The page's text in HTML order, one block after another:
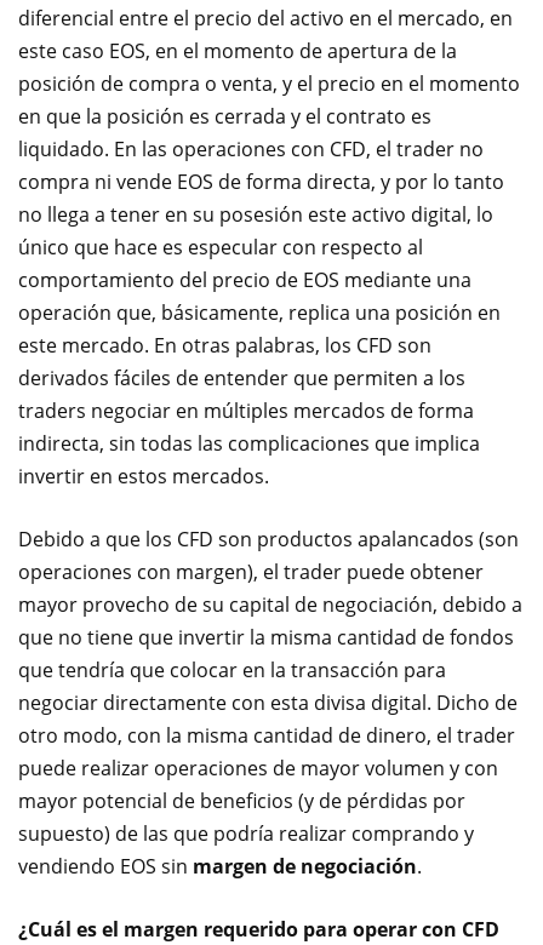
diferencial entre el precio del activo en el mercado, en
este caso EOS, en el momento de apertura de la
posición de compra o venta, y el precio en el momento
en que la posición es cerrada y el contrato es
liquidado. En las operaciones con CFD, el trader no
compra ni vende EOS de forma directa, y por lo tanto
no llega a tener en su posesión este activo digital, lo
único que hace es especular con respecto al
comportamiento del precio de EOS mediante una
operación que, básicamente, replica una posición en
este mercado. En otras palabras, los CFD son
derivados fáciles de entender que permiten a los
traders negociar en múltiples mercados de forma
indirecta, sin todas las complicaciones que implica
invertir en estos mercados.
Debido a que los CFD son productos apalancados (son
operaciones con margen), el trader puede obtener
mayor provecho de su capital de negociación, debido a
que no tiene que invertir la misma cantidad de fondos
que tendría que colocar en la transacción para
negociar directamente con esta divisa digital. Dicho de
otro modo, con la misma cantidad de dinero, el trader
puede realizar operaciones de mayor volumen y con
mayor potencial de beneficios (y de pérdidas por
supuesto) de las que podría realizar comprando y
vendiendo EOS sin margen de negociación.
¿Cuál es el margen requerido para operar con CFD